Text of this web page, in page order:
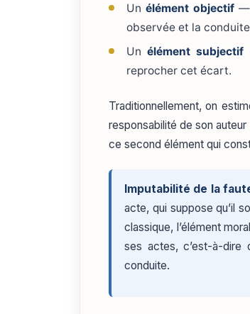
Unélément objectif —
observée et la
Unélément subjectif
reprocher cet écart.
Traditionnellement, on
responsabilité de son
ce second élément qui
Imputabilité de la
acte, qui suppose qu’il
classique, l’élément
ses actes, c’est-à-dire
conduite.